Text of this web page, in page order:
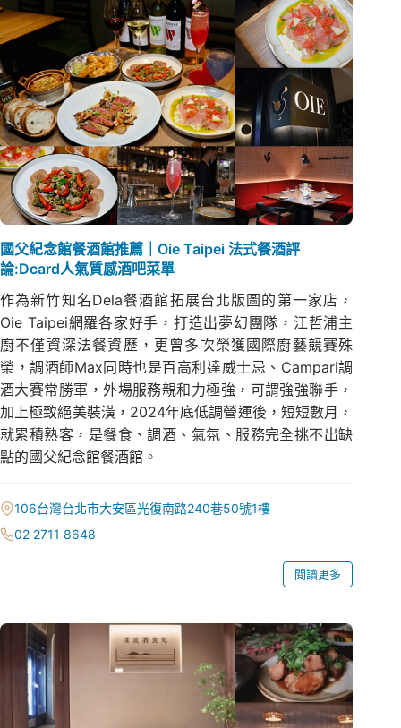
國父紀念館餐酒館推薦｜Oie Taipei 法式餐酒評
論:Dcard人氣質感酒吧菜單
作為新竹知名Dela餐酒館拓展台北版圖的第一家店，
Oie Taipei網羅各家好手，打造出夢幻團隊，江哲浦主
廚不僅資深法餐資歷，更曾多次榮獲國際廚藝競賽殊
榮，調酒師Max同時也是百高利達威士忌、Campari調
酒大賽常勝軍，外場服務親和力極強，可謂強強聯手，
加上極致絕美裝潢，2024年底低調營運後，短短數月，
就累積熟客，是餐食、調酒、氣氛、服務完全挑不出缺
點的國父紀念館餐酒館。
106台灣台北市大安區光復南路240巷50號1樓
02 2711 8648
閱讀更多